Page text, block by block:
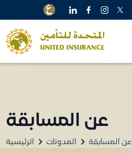
عن المسابقة
الرئيسية المدونات عن المسابقة